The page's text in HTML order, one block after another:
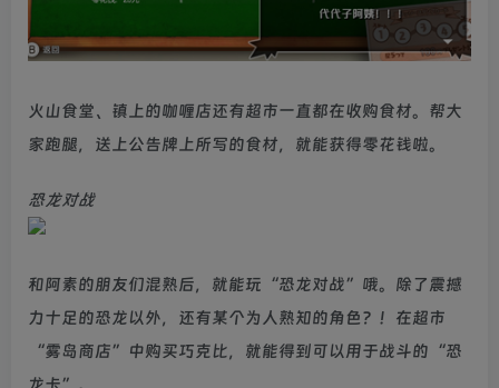
火山食堂、镇上的咖喱店还有超市一直都在收购食材。帮大
家跑腿，送上公告牌上所写的食材，就能获得零花钱啦。
恐龙对战
和阿素的朋友们混熟后，就能玩“恐龙对战”哦。除了震撼
力十足的恐龙以外，还有某个为人熟知的角色？！在超市
“雾岛商店”中购买巧克比，就能得到可以用于战斗的“恐